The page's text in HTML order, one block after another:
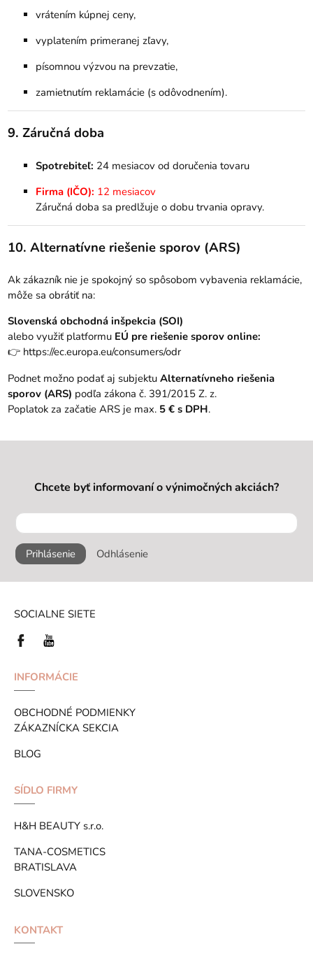
vrátením kúpnej ceny,
vyplatením primeranej zľavy,
písomnou výzvou na prevzatie,
zamietnutím reklamácie (s odôvodnením).
9. Záručná doba
Spotrebiteľ: 24 mesiacov od doručenia tovaru
Firma (IČO): 12 mesiacov
Záručná doba sa predlžuje o dobu trvania opravy.
10. Alternatívne riešenie sporov (ARS)
Ak zákazník nie je spokojný so spôsobom vybavenia reklamácie,
môže sa obrátiť na:
Slovenská obchodná inšpekcia (SOI)
alebo využiť platformu EÚ pre riešenie sporov online:
👉 https://ec.europa.eu/consumers/odr
Podnet možno podať aj subjektuAlternatívneho riešenia
sporov (ARS) podľa zákona č. 391/2015 Z. z.
Poplatok za začatie ARS je max. 5 € s DPH.
Chcete byť informovaní o výnimočných akciách?
Prihlásenie Odhlásenie
SOCIALNE SIETE
INFORMÁCIE
OBCHODNÉ PODMIENKY
ZÁKAZNÍCKA SEKCIA
BLOG
SÍDLO FIRMY
H&H BEAUTY s.r.o.
TANA-COSMETICS
BRATISLAVA
SLOVENSKO
KONTAKT